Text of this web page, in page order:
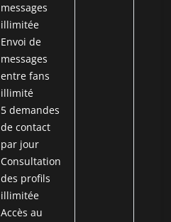
messages
illimitée
Envoi de
messages
entre fans
illimité
5 demandes
de contact
par jour
Consultation
des profils
illimitée
Accès au